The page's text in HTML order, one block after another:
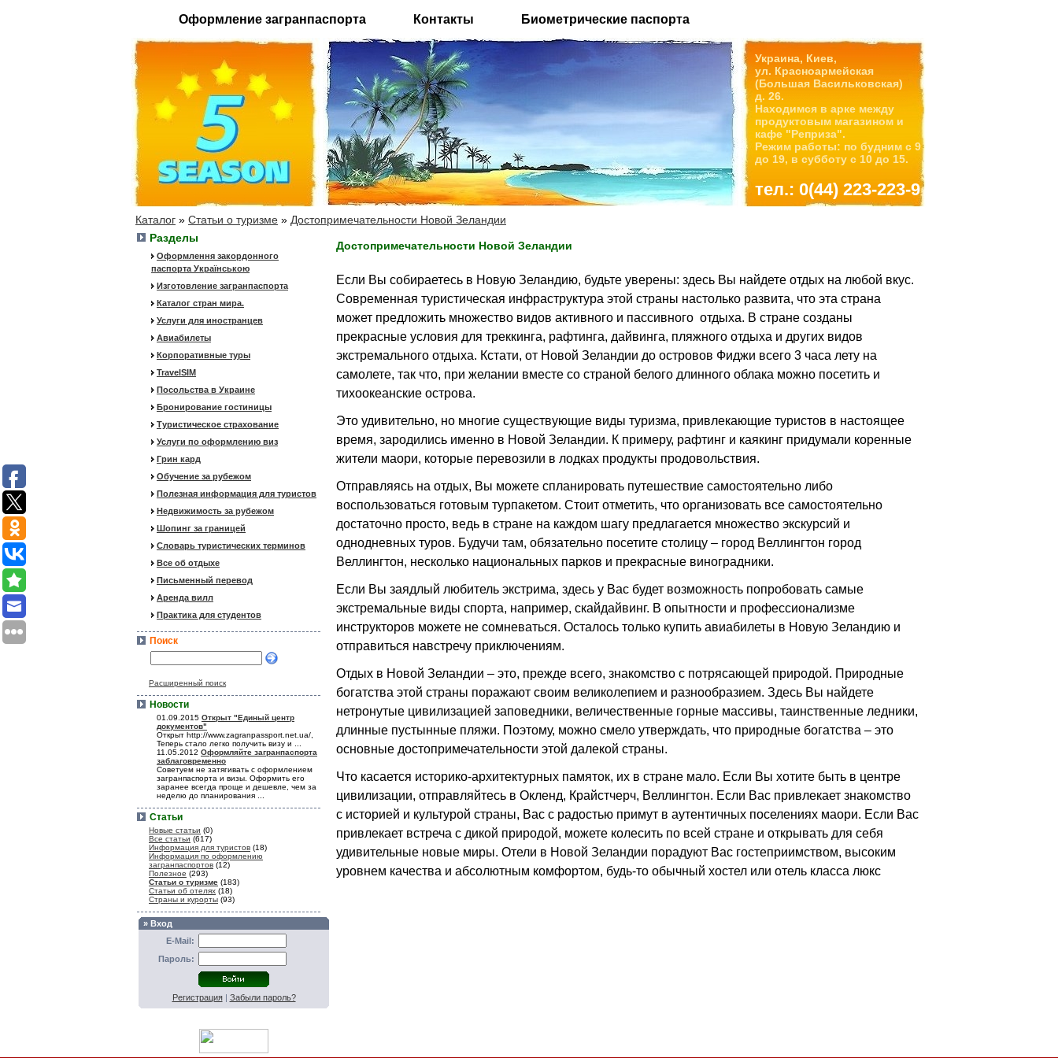
Оформление загранпаспорта Контакты Биометрические паспорта
Украина, Киев,
ул. Красноармейская
(Большая Васильковская)
д. 26.
Находимся в арке между
продуктовым магазином и
кафе "Реприза".
Режим работы: по будним с 9
до 19, в субботу с 10 до 15.
тел.: 0(44) 223-223-9
Каталог » Статьи о туризме » Достопримечательности Новой Зеландии
Разделы
Оформлення закордонного
паспорта Українською
Изготовление загранпаспорта
Каталог стран мира.
Услуги для иностранцев
Авиабилеты
Корпоративные туры
TravelSIM
Посольства в Украине
Бронирование гостиницы
Туристическое страхование
Услуги по оформлению виз
Грин кард
Обучение за рубежом
Полезная информация для туристов
Недвижимость за рубежом
Шопинг за границей
Словарь туристических терминов
Все об отдыхе
Письменный перевод
Аренда вилл
Практика для студентов
Поиск
Расширенный поиск
Новости
01.09.2015 Открыт "Единый центр
документов"
Открыт http://www.zagranpassport.net.ua/,
Теперь стало легко получить визу и ...
11.05.2012 Оформляйте загранпаспорта
заблаговременно
Советуем не затягивать с оформлением
загранпаспорта и визы. Оформить его
заранее всегда проще и дешевле, чем за
неделю до планирования ...
Статьи
Новые статьи (0)
Все статьи (617)
Информация для туристов (18)
Информация по оформлению
загранпаспортов (12)
Полезное (293)
Статьи о туризме (183)
Статьи об отелях (18)
Страны и курорты (93)
» Вход
E-Mail:
Пароль:
Регистрация| Забыли пароль?
Достопримечательности Новой Зеландии
Если Вы собираетесь в Новую Зеландию, будьте уверены: здесь Вы найдете отдых на любой вкус.
Современная туристическая инфраструктура этой страны настолько развита, что эта страна
может предложить множество видов активного и пассивного отдыха. В стране созданы
прекрасные условия для треккинга, рафтинга, дайвинга, пляжного отдыха и других видов
экстремального отдыха. Кстати, от Новой Зеландии до островов Фиджи всего 3 часа лету на
самолете, так что, при желании вместе со страной белого длинного облака можно посетить и
тихоокеанские острова.
Это удивительно, но многие существующие виды туризма, привлекающие туристов в настоящее
время, зародились именно в Новой Зеландии. К примеру, рафтинг и каякинг придумали коренные
жители маори, которые перевозили в лодках продукты продовольствия.
Отправляясь на отдых, Вы можете спланировать путешествие самостоятельно либо
воспользоваться готовым турпакетом. Стоит отметить, что организовать все самостоятельно
достаточно просто, ведь в стране на каждом шагу предлагается множество экскурсий и
однодневных туров. Будучи там, обязательно посетите столицу – город Веллингтон город
Веллингтон, несколько национальных парков и прекрасные виноградники.
Если Вы заядлый любитель экстрима, здесь у Вас будет возможность попробовать самые
экстремальные виды спорта, например, скайдайвинг. В опытности и профессионализме
инструкторов можете не сомневаться. Осталось только купить авиабилеты в Новую Зеландию и
отправиться навстречу приключениям.
Отдых в Новой Зеландии – это, прежде всего, знакомство с потрясающей природой. Природные
богатства этой страны поражают своим великолепием и разнообразием. Здесь Вы найдете
нетронутые цивилизацией заповедники, величественные горные массивы, таинственные ледники,
длинные пустынные пляжи. Поэтому, можно смело утверждать, что природные богатства – это
основные достопримечательности этой далекой страны.
Что касается историко-архитектурных памяток, их в стране мало. Если Вы хотите быть в центре
цивилизации, отправляйтесь в Окленд, Крайстчерч, Веллингтон. Если Вас привлекает знакомство
с историей и культурой страны, Вас с радостью примут в аутентичных поселениях маори. Если Вас
привлекает встреча с дикой природой, можете колесить по всей стране и открывать для себя
удивительные новые миры. Отели в Новой Зеландии порадуют Вас гостеприимством, высоким
уровнем качества и абсолютным комфортом, будь-то обычный хостел или отель класса люкс